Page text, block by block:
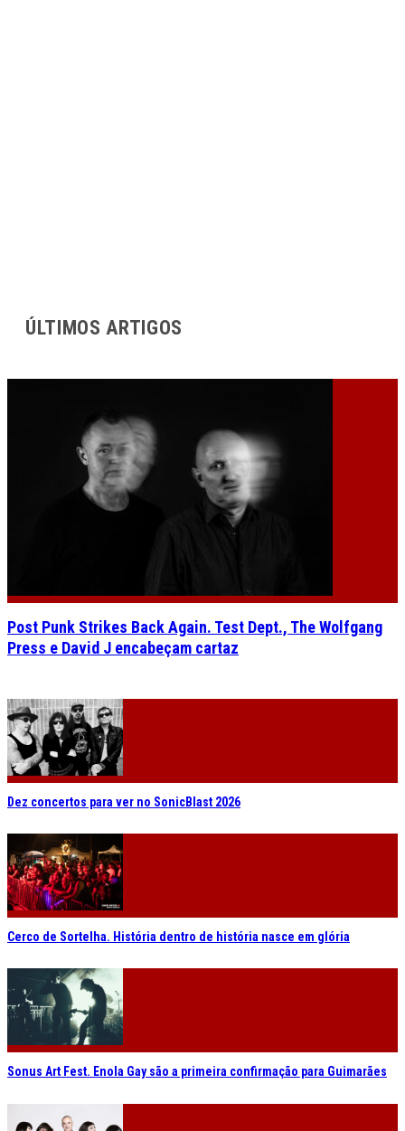
ÚLTIMOS ARTIGOS
Post Punk Strikes Back Again. Test Dept., The Wolfgang
Press e David J encabeçam cartaz
Dez concertos para ver no SonicBlast 2026
Cerco de Sortelha. História dentro de história nasce em glória
Sonus Art Fest. Enola Gay são a primeira confirmação para Guimarães